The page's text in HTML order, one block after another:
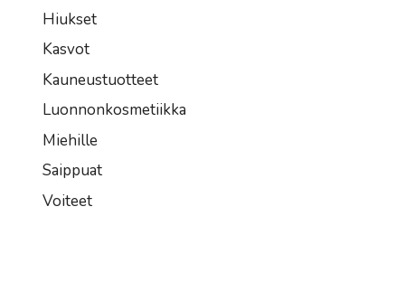
Hiukset
Kasvot
Kauneustuotteet
Luonnonkosmetiikka
Miehille
Saippuat
Voiteet